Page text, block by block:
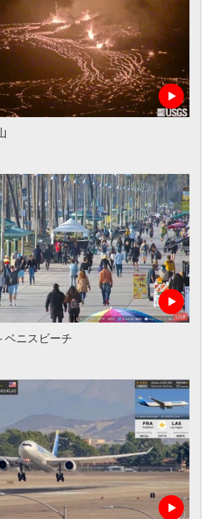
ベニスビーチ